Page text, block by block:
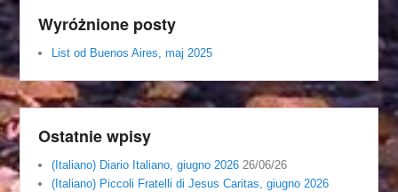
Wyróżnione posty
List od Buenos Aires, maj 2025
Ostatnie wpisy
(Italiano) Diario Italiano, giugno 2026 26/06/26
(Italiano) Piccoli Fratelli di Jesus Caritas, giugno 2026